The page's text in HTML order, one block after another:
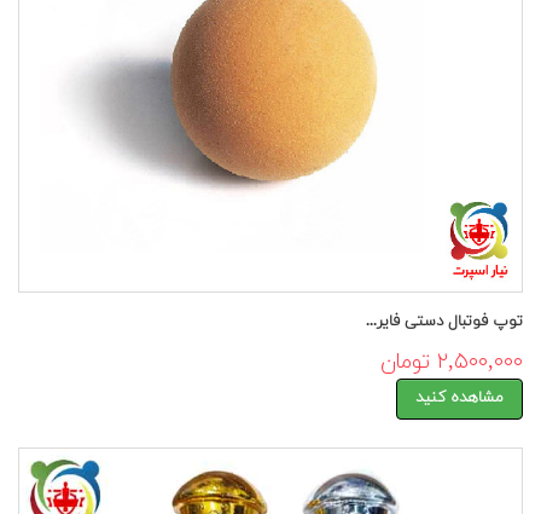
توپ فوتبال دستی فایر...
۲,۵۰۰,۰۰۰ تومان
مشاهده کنید